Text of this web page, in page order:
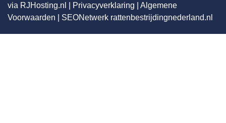
via RJHosting.nl
Privacyverklaring
Algemene
Voorwaarden
SEONetwerk rattenbestrijdingnederland.nl